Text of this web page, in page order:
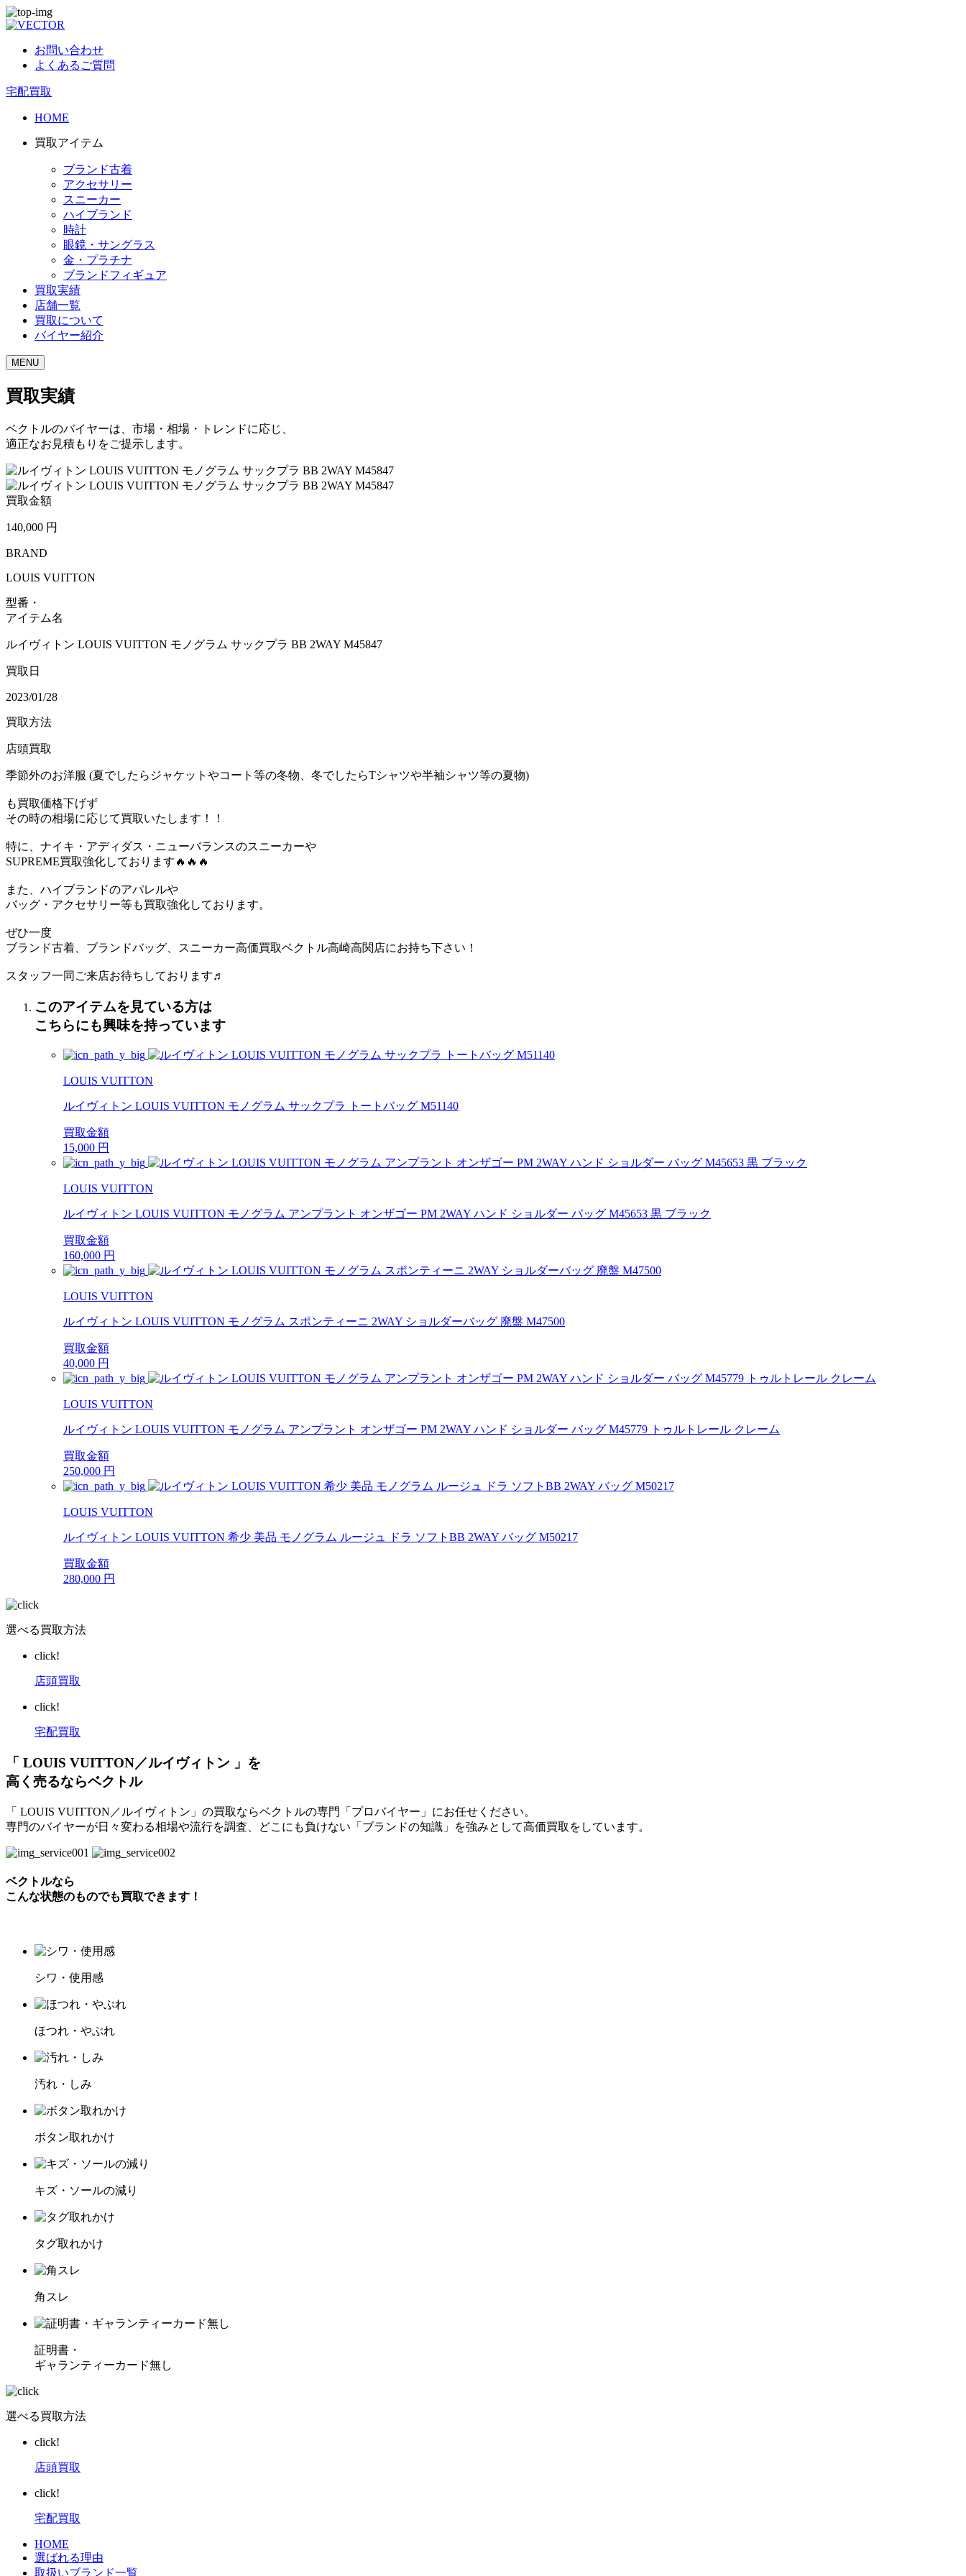
お問い合わせ
よくあるご質問
宅配買取
HOME
買取アイテム
ブランド古着
アクセサリー
スニーカー
ハイブランド
時計
眼鏡・サングラス
金・プラチナ
ブランドフィギュア
買取実績
店舗一覧
買取について
バイヤー紹介
MENU
買取実績
ベクトルのバイヤーは、市場・相場・トレンドに応じ、
適正なお見積もりをご提示します。
買取金額
140,000 円
BRAND
LOUIS VUITTON
型番・
アイテム名
ルイヴィトン LOUIS VUITTON モノグラム サックプラ BB 2WAY M45847
買取日
2023/01/28
買取方法
店頭買取
季節外のお洋服 (夏でしたらジャケットやコート等の冬物、冬でしたらTシャツや半袖シャツ等の夏物)
も買取価格下げず
その時の相場に応じて買取いたします！！
特に、ナイキ・アディダス・ニューバランスのスニーカーや
SUPREME買取強化しております🔥🔥🔥
また、ハイブランドのアパレルや
バッグ・アクセサリー等も買取強化しております。
ぜひ一度
ブランド古着、ブランドバッグ、スニーカー高価買取ベクトル高崎高関店にお持ち下さい！
スタッフ一同ご来店お待ちしております♬
このアイテムを見ている方は
こちらにも興味を持っています
LOUIS VUITTON
ルイヴィトン LOUIS VUITTON モノグラム サックプラ トートバッグ M51140
買取金額
15,000 円
LOUIS VUITTON
ルイヴィトン LOUIS VUITTON モノグラム アンプラント オンザゴー PM 2WAY ハンド ショルダー バッグ M45653 黒 ブラック
買取金額
160,000 円
LOUIS VUITTON
ルイヴィトン LOUIS VUITTON モノグラム スポンティーニ 2WAY ショルダーバッグ 廃盤 M47500
買取金額
40,000 円
LOUIS VUITTON
ルイヴィトン LOUIS VUITTON モノグラム アンプラント オンザゴー PM 2WAY ハンド ショルダー バッグ M45779 トゥルトレール クレーム
買取金額
250,000 円
LOUIS VUITTON
ルイヴィトン LOUIS VUITTON 希少 美品 モノグラム ルージュ ドラ ソフトBB 2WAY バッグ M50217
買取金額
280,000 円
選べる買取方法
click!
店頭買取
click!
宅配買取
「 LOUIS VUITTON／ルイヴィトン 」を
高く売るならベクトル
「 LOUIS VUITTON／ルイヴィトン」の買取ならベクトルの専門「プロバイヤー」にお任せください。
専門のバイヤーが日々変わる相場や流行を調査、どこにも負けない「ブランドの知識」を強みとして高価買取をしています。
ベクトルなら
こんな状態のものでも買取できます！
シワ・使用感
ほつれ・やぶれ
汚れ・しみ
ボタン取れかけ
キズ・ソールの減り
タグ取れかけ
角スレ
証明書・
ギャランティーカード無し
選べる買取方法
click!
店頭買取
click!
宅配買取
HOME
選ばれる理由
取扱いブランド一覧